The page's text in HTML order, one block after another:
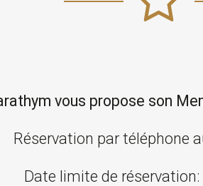
vous propose son
Réservation par téléphone
Date limite de